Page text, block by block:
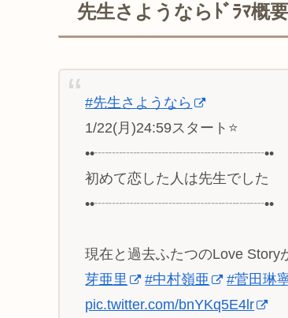
先生さようならﾄﾞﾗﾏ概要
#先生さようなら
1/22(月)24:59スタート⭐️
••┈┈┈┈┈┈┈┈┈┈┈┈••
初めて恋した人は先生でした
••┈┈┈┈┈┈┈┈┈┈┈┈••
現在と過去ふたつのLove Story
芽亜里
#中村嶺亜 #菅田琳
pic.twitter.com/bnYKq5E4lr